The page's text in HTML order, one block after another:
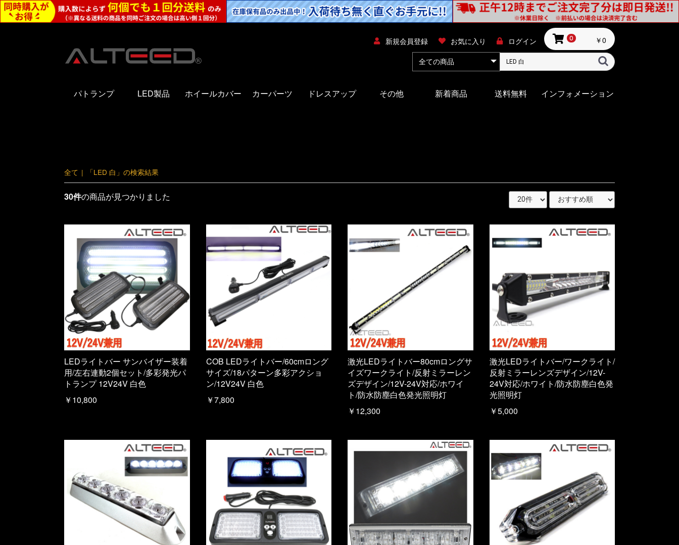
新規会員登録 お気に入り ログイン 0 ￥0
パトランプ LED製品 ホイールカバー カーパーツ ドレスアップ その他 新着商品 送料無料 インフォメーション
全て | 「LED 白」の検索結果
30件の商品が見つかりました
LEDライトバー サンバイザー装着
用/左右連動2個セット/多彩発光パ
トランプ 12V24V 白色
￥10,800
COB LEDライトバー/60cmロング
サイズ/18パターン多彩アクショ
ン/12V24V 白色
￥7,800
激光LEDライトバー80cmロングサ
イズワークライト/反射ミラーレン
ズデザイン/12V-24V対応/ホワイ
ト/防水防塵白色発光照明灯
￥12,300
激光LEDライトバー/ワークライト/
反射ミラーレンズデザイン/12V-
24V対応/ホワイト/防水防塵白色発
光照明灯
￥5,000